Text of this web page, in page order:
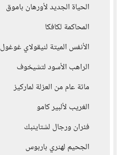
الحياة الجديد لأورهان باموق
المحاكمة لكافكا
الأنفس الميتة لنيقولاي غوغول
الراهب الأسود لتشيخوف
مائة عام من العزلة لماركيز
الغريب لألبير كامو
فئران ورجال لشتاينبك
الجحيم لهنري باربوس